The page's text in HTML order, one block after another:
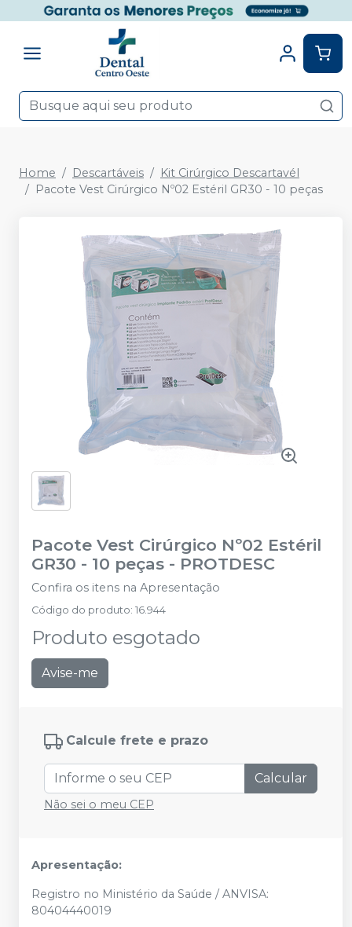
Home Descartáveis
Kit Cirúrgico Descartavél
Pacote Vest Cirúrgico Nº02 Estéril GR30 - 10 peças
Pacote Vest Cirúrgico Nº02 Estéril
GR30 - 10 peças - PROTDESC
Confira os itens na Apresentação
Código do produto: 16.944
Produto esgotado
Avise-me
Calcule frete e prazo
Calcular
Não sei o meu CEP
Apresentação:
Registro no Ministério da Saúde / ANVISA:
80404440019